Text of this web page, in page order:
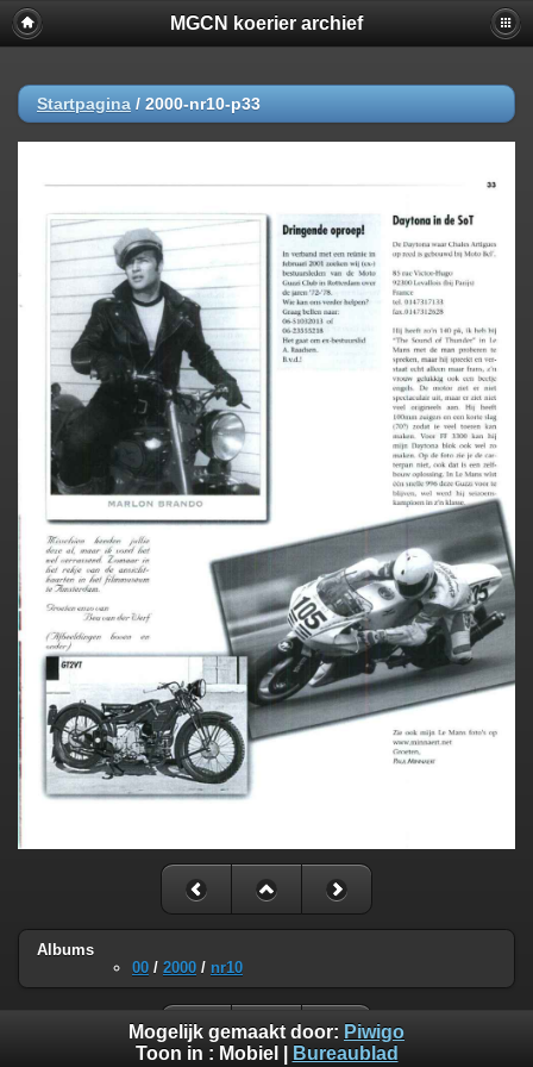
MGCN koerier archief
Startpagina / 2000-nr10-p33
Albums
00 / 2000 / nr10
Mogelijk gemaakt door: Piwigo
Toon in : Mobiel Bureaublad